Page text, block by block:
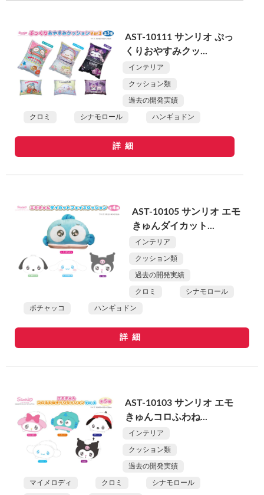
AST-10111 サンリオ ぷっ
くりおやすみクッ...
インテリア
クッション類
過去の開発実績
クロミ シナモロール ハンギョドン
詳細
AST-10105 サンリオ エモ
きゅんダイカット...
インテリア
クッション類
過去の開発実績
クロミ シナモロール
ポチャッコ ハンギョドン
詳細
AST-10103 サンリオ エモ
きゅんコロふわね...
インテリア
クッション類
過去の開発実績
マイメロディ クロミ シナモロール